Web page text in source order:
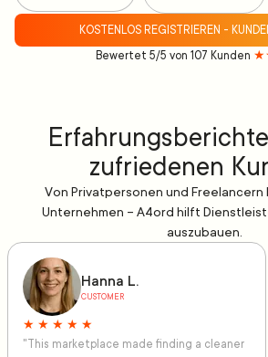
KOSTENLOS REGISTRIEREN -
Bewertet 5/5 von 107 Kunden
zufriedenen
Von Privatpersonen und Freelancern
Unternehmen – A4ord hilft
auszubauen.
Hanna L.
CUSTOMER
★ ★ ★ ★ ★
"This marketplace made finding a cleaner